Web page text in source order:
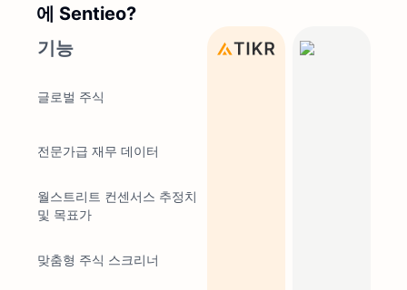
에 Sentieo?
기능
글로벌 주식
전문가급 재무 데이터
월스트리트 컨센서스 추정치
및 목표가
맞춤형 주식 스크리너